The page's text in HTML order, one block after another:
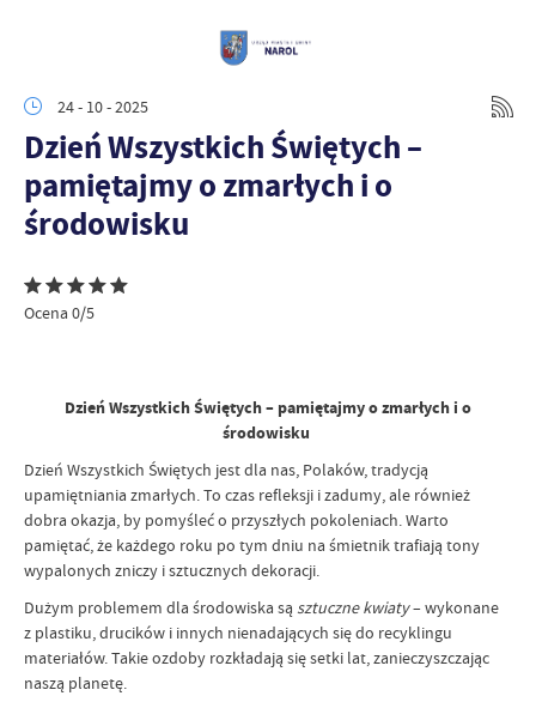
24 - 10 - 2025
Dzień Wszystkich Świętych –
pamiętajmy o zmarłych i o
środowisku
Ocena 0/5
Dzień Wszystkich Świętych – pamiętajmy o zmarłych i o
środowisku
Dzień Wszystkich Świętych jest dla nas, Polaków, tradycją
upamiętniania zmarłych. To czas refleksji i zadumy, ale również
dobra okazja, by pomyśleć o przyszłych pokoleniach. Warto
pamiętać, że każdego roku po tym dniu na śmietnik trafiają tony
wypalonych zniczy i sztucznych dekoracji.
Dużym problemem dla środowiska są sztuczne kwiaty– wykonane
z plastiku, drucików i innych nienadających się do recyklingu
materiałów. Takie ozdoby rozkładają się setki lat, zanieczyszczając
naszą planetę.